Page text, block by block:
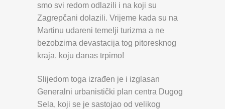
smo svi redom odlazili i na koji su
Zagrepčani dolazili. Vrijeme kada su na
Martinu udareni temelji turizma a ne
bezobzirna devastacija tog pitoresknog
kraja, koju danas trpimo!
Slijedom toga izrađen je i izglasan
Generalni urbanistički plan centra Dugog
Sela, koji se je sastojao od velikog